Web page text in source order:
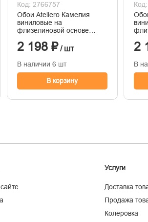
Код: 2766757
Обои Ateliero Камелия
виниловые на
флизелиновой основе
1,06м*10м
2 198 ₽ / шт
В наличии 6 шт
В корзину
2
В
Услуги
Доставка
Продажа
Колеровка